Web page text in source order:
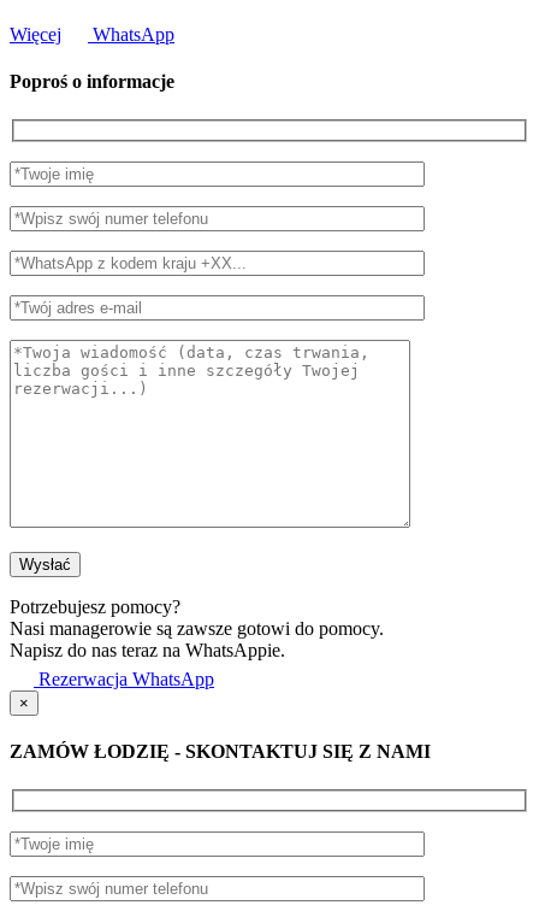
Więcej WhatsApp
Poproś o informacje
Potrzebujesz pomocy?
Nasi managerowie są zawsze gotowi do pomocy.
Napisz do nas teraz na WhatsAppie.
Rezerwacja WhatsApp
×
ZAMÓW ŁODZIĘ - SKONTAKTUJ SIĘ Z NAMI